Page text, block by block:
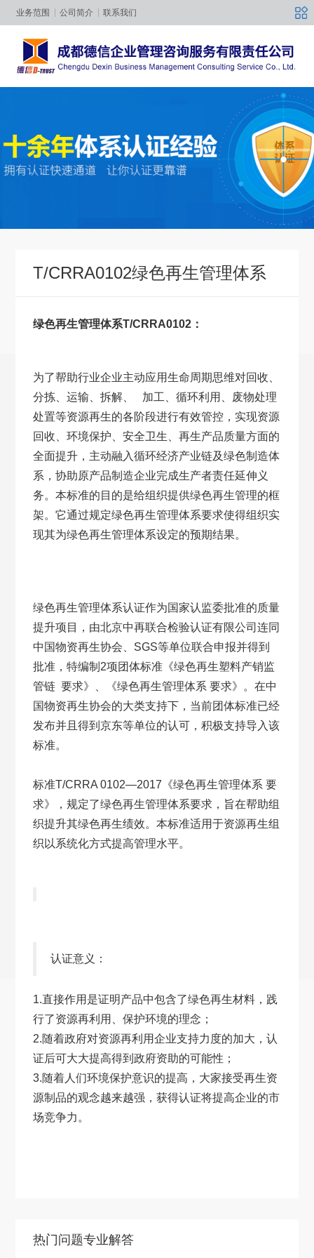
业务范围 公司简介 联系我们
T/CRRA0102绿色再生管理体系
绿色再生管理体系T/CRRA0102：
为了帮助行业企业主动应用生命周期思维对回收、
分拣、运输、拆解、 加工、循环利用、废物处理
处置等资源再生的各阶段进行有效管控，实现资源
回收、环境保护、安全卫生、再生产品质量方面的
全面提升，主动融入循环经济产业链及绿色制造体
系，协助原产品制造企业完成生产者责任延伸义
务。本标准的目的是给组织提供绿色再生管理的框
架。它通过规定绿色再生管理体系要求使得组织实
现其为绿色再生管理体系设定的预期结果。
绿色再生管理体系认证作为国家认监委批准的质量
提升项目，由北京中再联合检验认证有限公司连同
中国物资再生协会、SGS等单位联合申报并得到
批准，特编制2项团体标准《绿色再生塑料产销监
管链 要求》、《绿色再生管理体系 要求》。在中
国物资再生协会的大类支持下，当前团体标准已经
发布并且得到京东等单位的认可，积极支持导入该
标准。
标准T/CRRA 0102—2017《绿色再生管理体系 要
求》，规定了绿色再生管理体系要求，旨在帮助组
织提升其绿色再生绩效。本标准适用于资源再生组
织以系统化方式提高管理水平。
认证意义：
1.直接作用是证明产品中包含了绿色再生材料，践
行了资源再利用、保护环境的理念；
2.随着政府对资源再利用企业支持力度的加大，认
证后可大大提高得到政府资助的可能性；
3.随着人们环境保护意识的提高，大家接受再生资
源制品的观念越来越强，获得认证将提高企业的市
场竞争力。
热门问题专业解答